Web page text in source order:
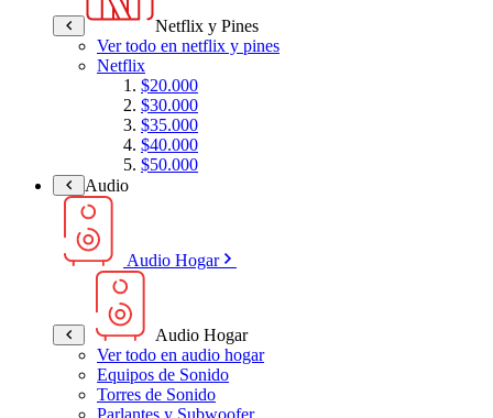
Netflix y Pines
Ver todo en netflix y pines
Netflix
$20.000
$30.000
$35.000
$40.000
$50.000
Audio
Audio Hogar
Audio Hogar
Ver todo en audio hogar
Equipos de Sonido
Torres de Sonido
Parlantes y Subwoofer